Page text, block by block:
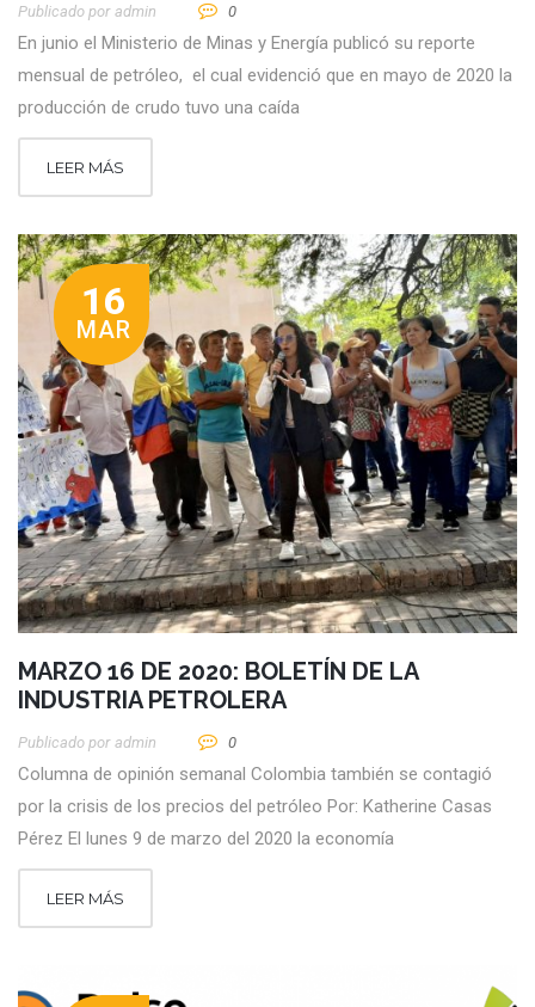
Publicado por Admin 0
En junio el Ministerio de Minas y Energía publicó su reporte
mensual de petróleo, el cual evidenció que en mayo de 2020 la
producción de crudo tuvo una caída
LEER MÁS
16
MAR
MARZO 16 DE 2020: BOLETÍN DE LA
INDUSTRIA PETROLERA
Publicado por Admin 0
Columna de opinión semanal Colombia también se contagió
por la crisis de los precios del petróleo Por: Katherine Casas
Pérez El lunes 9 de marzo del 2020 la economía
LEER MÁS